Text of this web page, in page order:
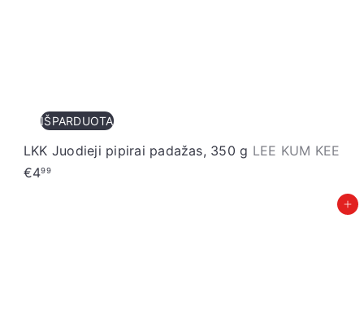
IŠPARDUOTA
LKK Juodieji pipirai padažas, 350 g LEE KUM KEE
€499
Įdėti į krepšelį